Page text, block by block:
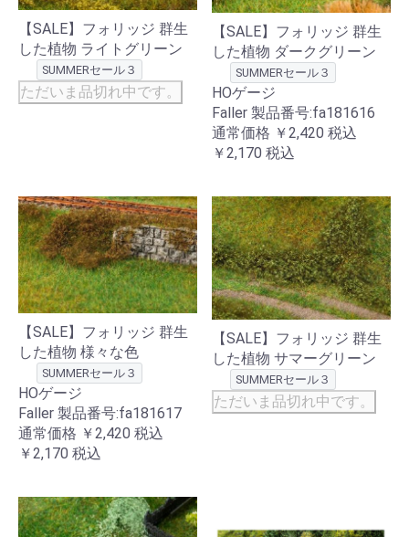
【SALE】フォリッジ 群生
した植物 ライトグリーン
SUMMERセール３
ただいま品切れ中です。
【SALE】フォリッジ 群生
した植物 ダークグリーン
SUMMERセール３
HOゲージ
Faller 製品番号:fa181616
通常価格 ￥2,420 税込
￥2,170 税込
【SALE】フォリッジ 群生
した植物 様々な色
SUMMERセール３
HOゲージ
Faller 製品番号:fa181617
通常価格 ￥2,420 税込
￥2,170 税込
【SALE】フォリッジ 群生
した植物 サマーグリーン
SUMMERセール３
ただいま品切れ中です。